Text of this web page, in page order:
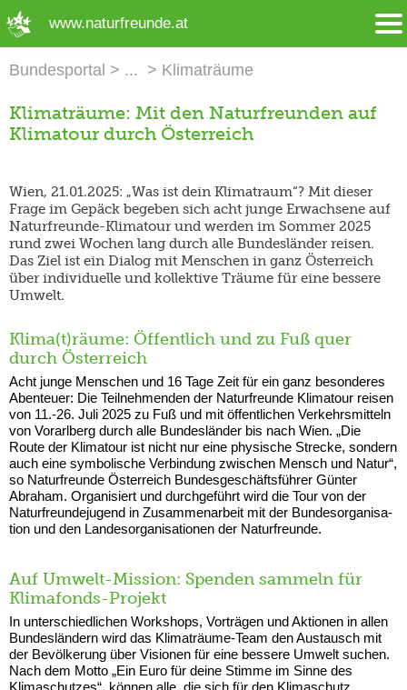
www.naturfreunde.at
Bundesportal Klimaträume
Klimaträume: Mit den Naturfreunden auf
Klimatour durch Österreich
Wien, 21.01.2025: „Was ist dein Klimatraum“? Mit dieser
Frage im Gepäck begeben sich acht junge Erwachsene auf
Naturfreunde-Klimatour und werden im Sommer 2025
rund zwei Wochen lang durch alle Bundesländer reisen.
Das Ziel ist ein Dialog mit Menschen in ganz Österreich
über individuelle und kollektive Träume für eine bessere
Umwelt.
Klima(t)räume: Öffentlich und zu Fuß quer
durch Österreich
Acht junge Menschen und 16 Tage Zeit für ein ganz besonderes
Abenteuer: Die Teilnehmenden der Naturfreunde Klimatour reisen
von 11.-26. Juli 2025 zu Fuß und mit öffentlichen Verkehrsmitteln
von Vorarlberg durch alle Bundeslän­der bis nach Wien. „Die
Route der Klimatour ist nicht nur eine physische Strecke, sondern
auch eine symbolische Verbindung zwischen Mensch und Natur“,
so Naturfreunde Österreich Bundesgeschäftsführer Günter
Abraham. Organisiert und durchgeführt wird die Tour von der
Naturfreundejugend in Zusammenarbeit mit der Bundesorganisa­
tion und den Landesorganisationen der Naturfreunde.
Auf Umwelt-Mission: Spenden sammeln für
Klimafonds-Projekt
In unterschiedlichen Workshops, Vorträgen und Aktionen in allen
Bundesländern wird das Klima­träume-Team den Austausch mit
der Bevölkerung über Visionen für eine bessere Umwelt suchen.
Nach dem Motto „Ein Euro für deine Stimme im Sinne des
Klimaschutzes“, können alle, die sich für den Klimaschutz